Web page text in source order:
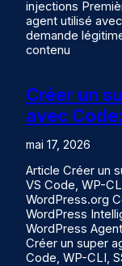
injections
agent utilisé
demande
contenu
Créer un
avec
mai 17, 2026
Article Créer un
VS Code, WP-
WordPress.org
WordPress
WordPress
Créer un super
Code, WP-CLI,